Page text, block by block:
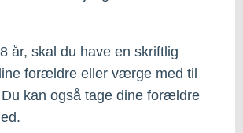
år, skal du have en skriftlig
forældre eller værge med til
kan også tage dine forældre